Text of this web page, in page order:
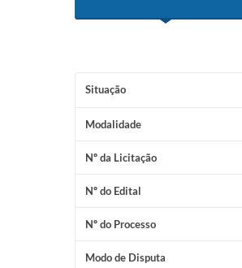
Situação
Modalidade
Nº da Licitação
Nº do Edital
Nº do Processo
Modo de Disputa